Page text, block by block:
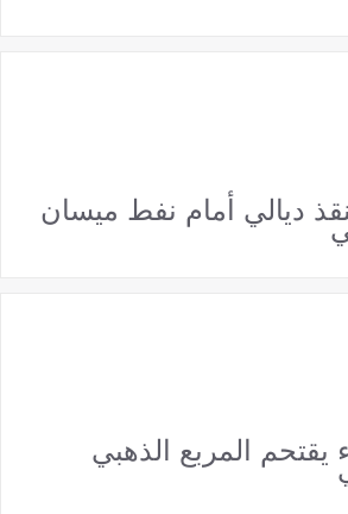
ديالي أمام نفط ميسان
يقتحم المربع الذهبي